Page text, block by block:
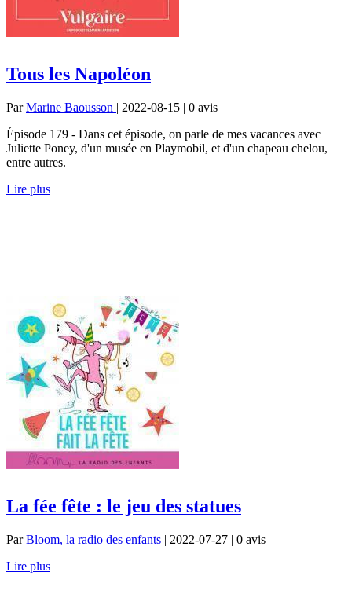
Tous les Napoléon
ParMarine Baousson | 2022-08-15 | 0 avis
Épisode 179 - Dans cet épisode, on parle de mes vacances avec
Juliette Poney, d'un musée en Playmobil, et d'un chapeau chelou,
entre autres.
Lire plus
La fée fête : le jeu des statues
ParBloom, la radio des enfants | 2022-07-27 | 0 avis
Lire plus